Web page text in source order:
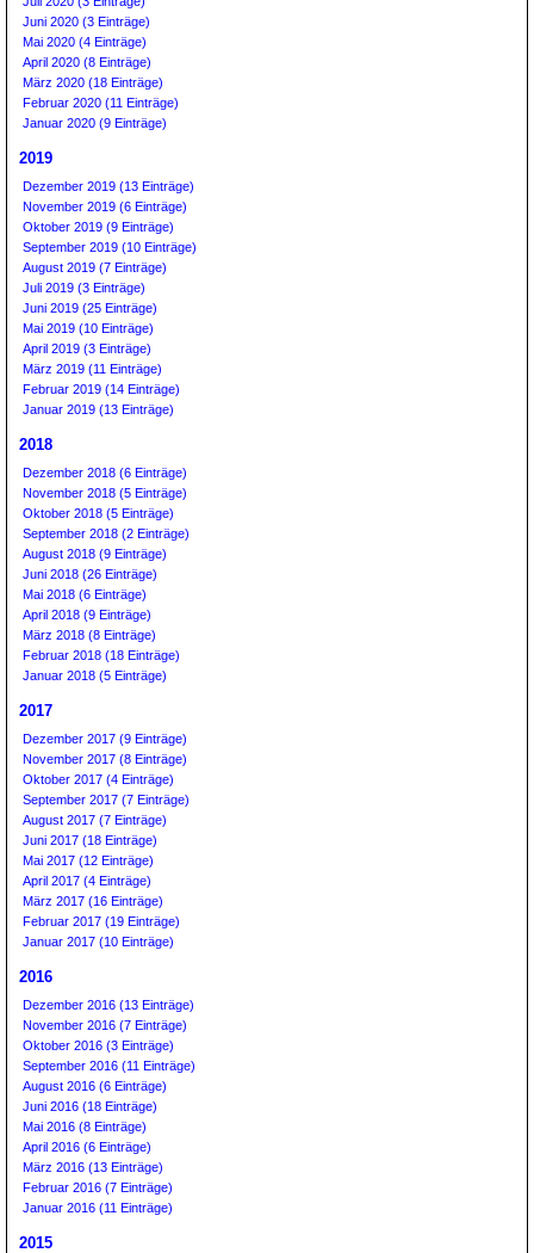
Juni 2020 (3 Einträge)
Mai 2020 (4 Einträge)
April 2020 (8 Einträge)
März 2020 (18 Einträge)
Februar 2020 (11 Einträge)
Januar 2020 (9 Einträge)
2019
Dezember 2019 (13 Einträge)
November 2019 (6 Einträge)
Oktober 2019 (9 Einträge)
September 2019 (10 Einträge)
August 2019 (7 Einträge)
Juli 2019 (3 Einträge)
Juni 2019 (25 Einträge)
Mai 2019 (10 Einträge)
April 2019 (3 Einträge)
März 2019 (11 Einträge)
Februar 2019 (14 Einträge)
Januar 2019 (13 Einträge)
2018
Dezember 2018 (6 Einträge)
November 2018 (5 Einträge)
Oktober 2018 (5 Einträge)
September 2018 (2 Einträge)
August 2018 (9 Einträge)
Juni 2018 (26 Einträge)
Mai 2018 (6 Einträge)
April 2018 (9 Einträge)
März 2018 (8 Einträge)
Februar 2018 (18 Einträge)
Januar 2018 (5 Einträge)
2017
Dezember 2017 (9 Einträge)
November 2017 (8 Einträge)
Oktober 2017 (4 Einträge)
September 2017 (7 Einträge)
August 2017 (7 Einträge)
Juni 2017 (18 Einträge)
Mai 2017 (12 Einträge)
April 2017 (4 Einträge)
März 2017 (16 Einträge)
Februar 2017 (19 Einträge)
Januar 2017 (10 Einträge)
2016
Dezember 2016 (13 Einträge)
November 2016 (7 Einträge)
Oktober 2016 (3 Einträge)
September 2016 (11 Einträge)
August 2016 (6 Einträge)
Juni 2016 (18 Einträge)
Mai 2016 (8 Einträge)
April 2016 (6 Einträge)
März 2016 (13 Einträge)
Februar 2016 (7 Einträge)
Januar 2016 (11 Einträge)
2015